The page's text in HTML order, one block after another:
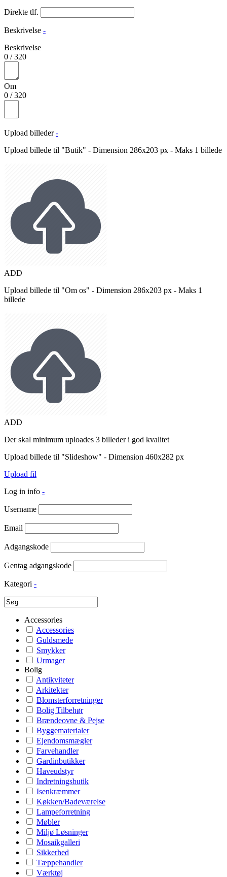
Direkte tlf.
Beskrivelse -
Beskrivelse
0 /320
Om
0 /320
Upload billeder -
Upload billede til "Butik" - Dimension 286x203 px - Maks 1 billede
ADD
Upload billede til "Om os" - Dimension 286x203 px - Maks 1
billede
ADD
Der skal minimum uploades 3 billeder i god kvalitet
Upload billede til "Slideshow" - Dimension 460x282 px
Upload fil
Log in info -
Username
Email
Adgangskode
Gentag adgangskode
Kategori -
Accessories
Accessories
Guldsmede
Smykker
Urmager
Bolig
Antikviteter
Arkitekter
Blomsterforretninger
Bolig Tilbehør
Brændeovne & Pejse
Byggematerialer
Ejendomsmægler
Farvehandler
Gardinbutikker
Haveudstyr
Indretningsbutik
Isenkræmmer
Køkken/Badeværelse
Lampeforretning
Møbler
Miljø Løsninger
Mosaikgalleri
Sikkerhed
Tæppehandler
Værktøj